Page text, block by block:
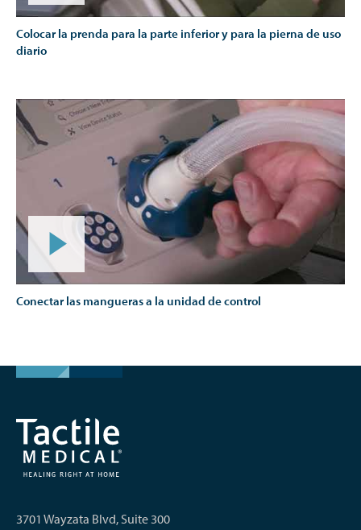
Colocar la prenda para la parte inferior y para la pierna de uso
diario
Conectar las mangueras a la unidad de control
3701 Wayzata Blvd, Suite 300